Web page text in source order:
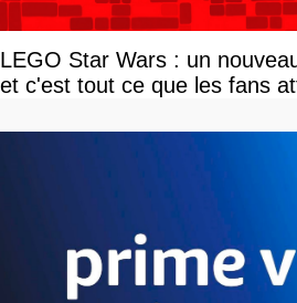
LEGO Star Wars : un
et c'est tout ce que les fans